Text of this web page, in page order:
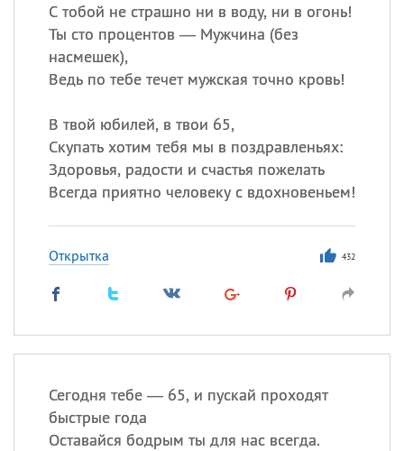
С тобой не страшно ни в воду, ни в огонь!
Ты сто процентов — Мужчина (без
насмешек),
Ведь по тебе течет мужская точно кровь!
В твой юбилей, в твои 65,
Скупать хотим тебя мы в поздравленьях:
Здоровья, радости и счастья пожелать
Всегда приятно человеку с вдохновеньем!
Открытка 432
Сегодня тебе — 65, и пускай проходят
быстрые года
Оставайся бодрым ты для нас всегда.